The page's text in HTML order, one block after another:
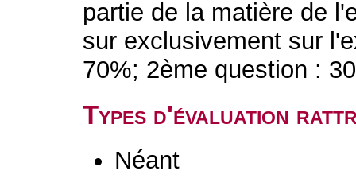
partie de la matière de
sur exclusivement sur
70%; 2ème question :
Types d'évaluation
Néant